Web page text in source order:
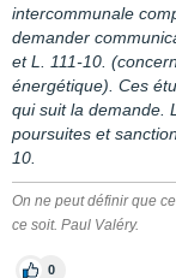
intercommunale
demander
et L. 111-10.
énergétique). Ces
qui suit la demande.
poursuites et
10.
On ne peut définir que
ce soit. Paul Valéry.
0